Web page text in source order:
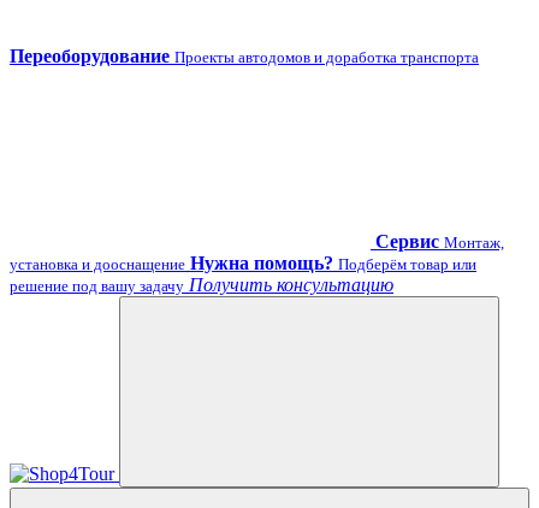
Переоборудование Проекты автодомов и доработка транспорта
Сервис Монтаж,
установка и дооснащение Нужна помощь? Подберём товар или
решение под вашу задачу Получить консультацию